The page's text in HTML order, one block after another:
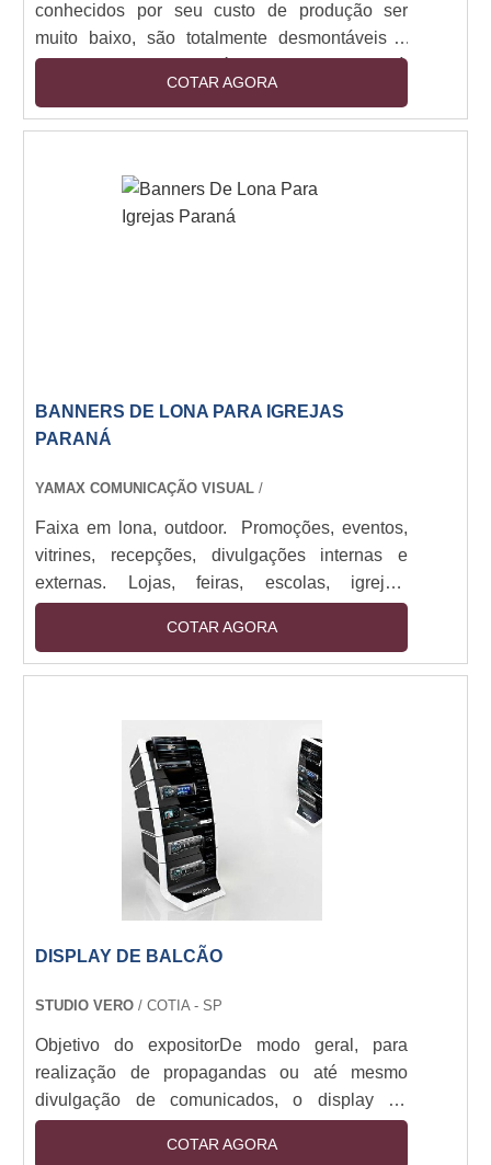
conhecidos por seu custo de produção ser
muito baixo, são totalmente desmontáveis e
podem ser 100% ecológicos e produzidos à
partir de material reciclado de pós consumo. O
produto quase não possui pontos negativos e
disposição no mercado e que dificilmente não
displays expositores são peças para:
COTAR AGORA
BANNERS DE LONA PARA IGREJAS
PARANÁ
YAMAX COMUNICAÇÃO VISUAL /
Faixa em lona, outdoor. Promoções, eventos,
vitrines, recepções, divulgações internas e
externas. Lojas, feiras, escolas, igrejas,
empresas de todos os portes. Impressos em
lona de até 1,60M com bastões e cordão.
Impressão digital em alta resolução. Sendo
Alta durabilidade, visual impactante, fácil
instalação. Cores vivas, prazo ágil, acabamento
reforçado para maior resistência.
COTAR AGORA
DISPLAY DE BALCÃO
STUDIO VERO / COTIA - SP
Objetivo do expositorDe modo geral, para
realização de propagandas ou até mesmo
divulgação de comunicados, o display de
balcão uma poderosa ferramenta de marketing
e merchandising, capaz de aumentar
COTAR AGORA